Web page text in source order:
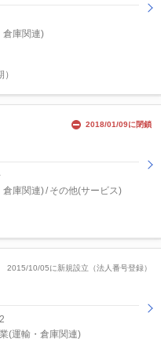
倉庫関連)
2018/01/09に閉鎖
倉庫関連) その他(サービス)
2015/10/05に新規設立（法人番号登録）
(運輸・倉庫関連)